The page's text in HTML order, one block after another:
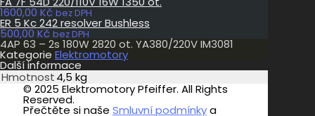
2820
ot.
YA380/220V
IM3081
množství
1600,00 Kč bez DPH
ER 5 Kc 242 resolver Bushless
500,00 Kč bez DPH
4AP 63 – 2s 180W 2820 ot. YA380/220V IM3081
Kategorie Elektromotory
Další informace
Hmotnost4,5 kg
© 2025 Elektromotory Pfeiffer. All Rights
Reserved.
Přečtěte si naše Smluvní podmínkya